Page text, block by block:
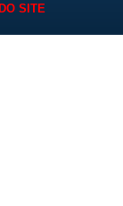
SITE